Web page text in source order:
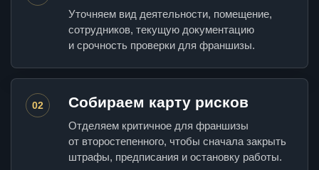
Уточняем вид деятельности, помещение,
сотрудников, текущую документацию
и срочность проверки для франшизы.
02 Собираем карту рисков
Отделяем критичное для франшизы
от второстепенного, чтобы сначала закрыть
штрафы, предписания и остановку работы.